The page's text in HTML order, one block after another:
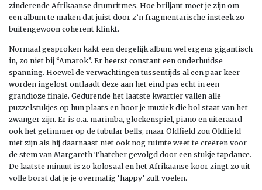
zinderende Afrikaanse drumritmes. Hoe briljant moet je zijn om
een album te maken dat juist door z’n fragmentarische insteek zo
buitengewoon coherent klinkt.
Normaal gesproken kakt een dergelijk album wel ergens gigantisch
in, zo niet bij “Amarok”. Er heerst constant een onderhuidse
spanning. Hoewel de verwachtingen tussentijds al een paar keer
worden ingelost ontlaadt deze aan het eind pas echt in een
grandioze finale. Gedurende het laatste kwartier vallen alle
puzzelstukjes op hun plaats en hoor je muziek die bol staat van het
zwanger zijn. Er is o.a. marimba, glockenspiel, piano en uiteraard
ook het getimmer op de tubular bells, maar Oldfield zou Oldfield
niet zijn als hij daarnaast niet ook nog ruimte weet te creëren voor
de stem van Margareth Thatcher gevolgd door een stukje tapdance.
De laatste minuut is zo kolosaal en het Afrikaanse koor zingt zo uit
volle borst dat je je overmatig ‘happy’ zult voelen.